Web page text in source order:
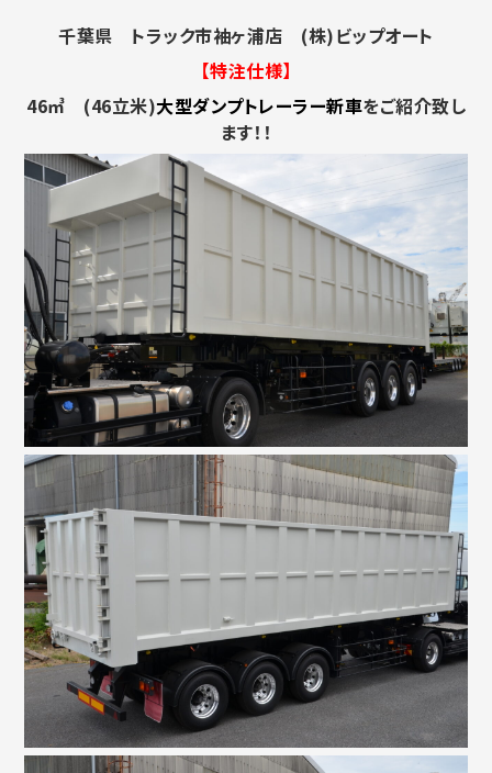
千葉県 トラック市袖ヶ浦店 (株)ビップオート
【特注仕様】
46㎥ (46立米)大型ダンプトレーラー新車をご紹介致し
ます！！